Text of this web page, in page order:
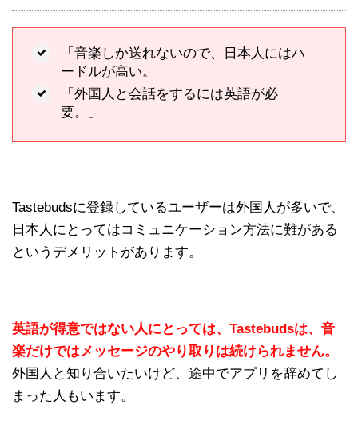
「音楽しか送れないので、日本人にはハ
ードルが高い。」
「外国人と会話をするには英語が必
要。」
Tastebudsに登録しているユーザーは外国人が多いで、
日本人にとってはコミュニケーション方法に難がある
というデメリットがあります。
英語が得意ではない人にとっては、Tastebudsは、音
楽だけではメッセージのやり取りは続けられません。
外国人と知り合いたいけど、途中でアプリを辞めてし
まった人もいます。